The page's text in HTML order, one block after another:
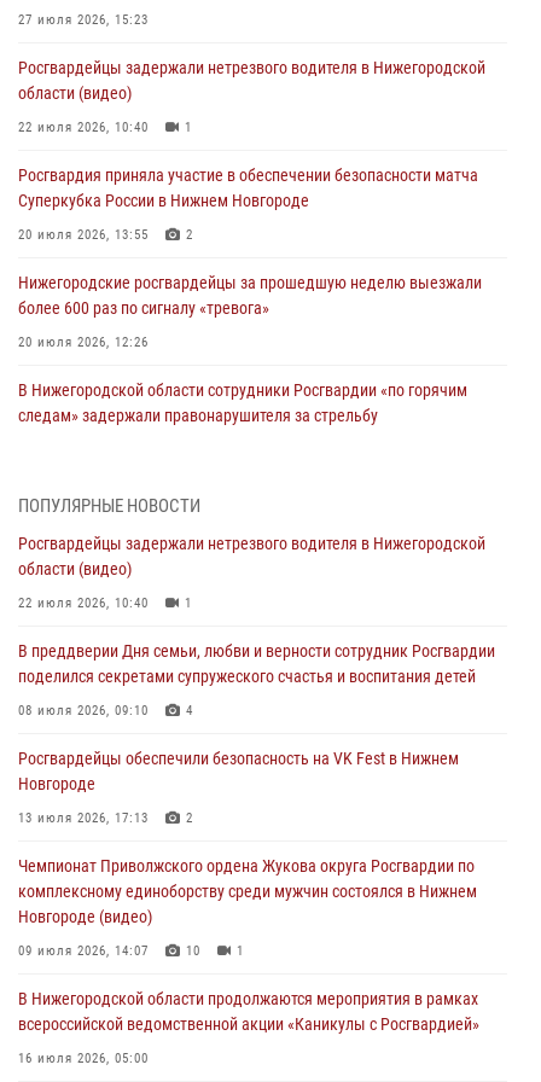
27 июля 2026, 15:23
Росгвардейцы задержали нетрезвого водителя в Нижегородской
области (видео)
22 июля 2026, 10:40 1
Росгвардия приняла участие в обеспечении безопасности матча
Суперкубка России в Нижнем Новгороде
20 июля 2026, 13:55 2
Нижегородские росгвардейцы за прошедшую неделю выезжали
более 600 раз по сигналу «тревога»
20 июля 2026, 12:26
В Нижегородской области сотрудники Росгвардии «по горячим
следам» задержали правонарушителя за стрельбу
В Нижегородской области продолжаются мероприятия в рамках
16 июля 2026, 05:00
Росгвардейцы обеспечили безопасность на VK Fest в Нижнем
13 июля 2026, 17:13
Нижегородские росгвардейцы за прошедшую неделю выезжали
13 июля 2026, 06:45
Росгвардейцы предотвратили серию краж в Нижнем Новгороде
ПОПУЛЯРНЫЕ НОВОСТИ
Росгвардейцы задержали нетрезвого водителя в Нижегородской
области (видео)
22 июля 2026, 10:40 1
В преддверии Дня семьи, любви и верности сотрудник Росгвардии
поделился секретами супружеского счастья и воспитания детей
08 июля 2026, 09:10 4
Росгвардейцы обеспечили безопасность на VK Fest в Нижнем
Новгороде
13 июля 2026, 17:13 2
Чемпионат Приволжского ордена Жукова округа Росгвардии по
комплексному единоборству среди мужчин состоялся в Нижнем
Новгороде (видео)
09 июля 2026, 14:07 10 1
В Нижегородской области продолжаются мероприятия в рамках
всероссийской ведомственной акции «Каникулы с Росгвардией»
16 июля 2026, 05:00